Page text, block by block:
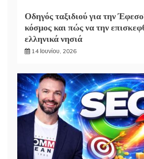
Οδηγός ταξιδιού για την
κόσμος και πώς να την
ελληνικά νησιά
14 Ιουνίου, 2026